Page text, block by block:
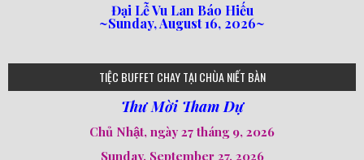
80
78
77
82
92
93
94
95
98
641
182
101
loipha2
loipha4
loipha1
loipha5
loipha7
loipha8
loipha10
loipha9
loi-phat-day
loipha15
loipha13
Đại Lễ Vu Lan Báo Hiếu
~Sunday, August 16, 2026~
TIỆC BUFFET CHAY TẠI CHÙA NIẾT BÀN
Thư Mời Tham Dự
Chủ Nhật, ngày 27 tháng 9, 2026
Sunday, September 27, 2026